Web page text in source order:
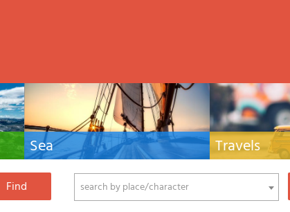
Sea
Nautical manuals, nautical cartography, books
and literature for sailboat and motor
Travels
Travel guides and
Europe and the rest
search by place/character